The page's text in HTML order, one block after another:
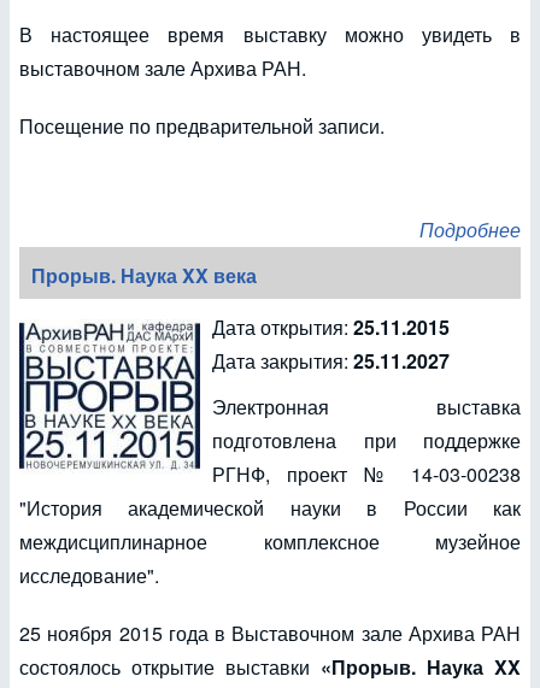
В настоящее время выставку можно увидеть в
выставочном зале Архива РАН.
Посещение по предварительной записи.
Подробнее
Прорыв. Наука XX века
Дата открытия: 25.11.2015
Дата закрытия: 25.11.2027
Электронная выставка
подготовлена при поддержке
РГНФ, проект № 14-03-00238
"История академической науки в России как
междисциплинарное комплексное музейное
исследование".
25 ноября 2015 года в Выставочном зале Архива РАН
состоялось открытие выставки «Прорыв. Наука XX